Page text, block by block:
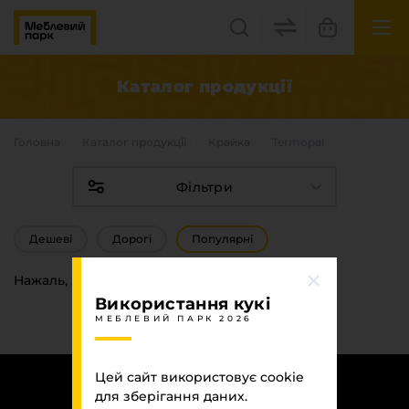
UK EN
Львів, вул. Бескидська, 35
Плитні матеріали
Крайка
Каталог продукцiї
Фільтри
Дешеві Дорогі Популярні
Нажаль, за Вашим запитом нічого не знайдено
Використання кукі
МЕБЛЕВИЙ ПАРК 2026
Цей сайт використовує cookie
для зберігання даних.